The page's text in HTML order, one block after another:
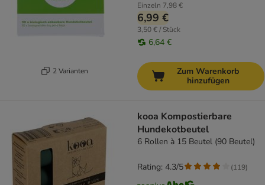
2 Varianten
Einzeln 7,98 €
6,99 €
3,50 € / Stück
6,64 €
Zum Warenkorb
hinzufügen
kooa Kompostierbare
Hundekotbeutel
6 Rollen à 15 Beutel (90 Beutel)
Rating: 4.3/5 (119)